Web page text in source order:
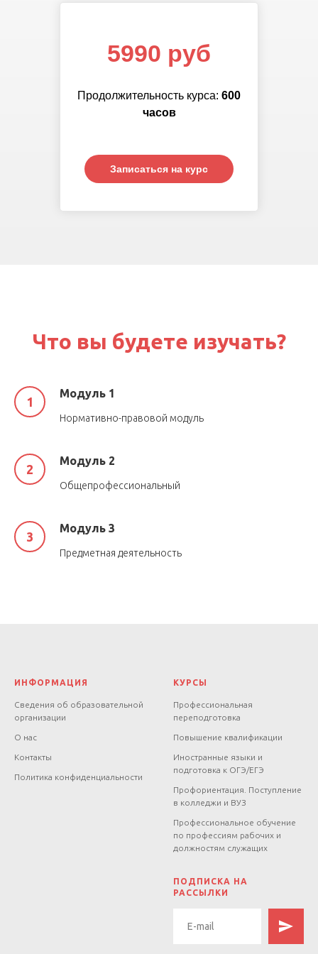
за детьми в группах продленного
Записаться на курс
Продолжительность курса: 600
часов
5990 руб
Что вы будете изучать?
Модуль 1
Нормативно-правовой модуль
Модуль 2
Общепрофессиональный
Модуль 3
Предметная деятельность
ИНФОРМАЦИЯ
Сведения об образовательной
организации
О нас
Контакты
Политика конфиденциальности
КУРСЫ
Профессиональная
переподготовка
Повышение квалификации
Иностранные языки и
подготовка к ОГЭ/ЕГЭ
Профориентация. Поступление
в колледжи и ВУЗ
Профессиональное обучение
по профессиям рабочих и
должностям служащих
ПОДПИСКА НА
РАССЫЛКИ